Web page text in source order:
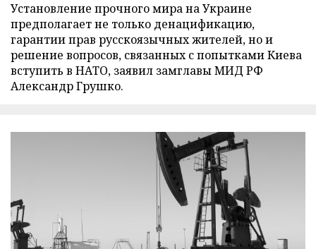
Установление прочного мира на Украине
предполагает не только денацификацию,
гарантии прав русскоязычных жителей, но и
решение вопросов, связанных с попытками Киева
вступить в НАТО, заявил замглавы МИД РФ
Александр Грушко.